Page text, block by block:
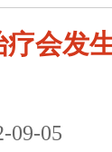
会发
05